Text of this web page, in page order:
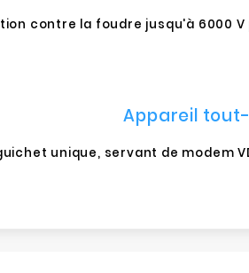
contre la foudre jusqu'à 6000
Appareil
unique, servant de modem